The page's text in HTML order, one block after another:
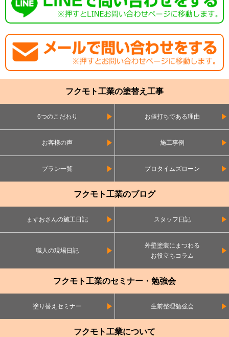
フクモト工業の塗替え工事
6つのこだわり お値打ちである理由
お客様の声 施工事例
プラン一覧 プロタイムズローン
フクモト工業のブログ
ますおさんの施工日記 スタッフ日記
職人の現場日記
外壁塗装にまつわる
お役立ちコラム
フクモト工業のセミナー・勉強会
塗り替えセミナー 生前整理勉強会
フクモト工業について